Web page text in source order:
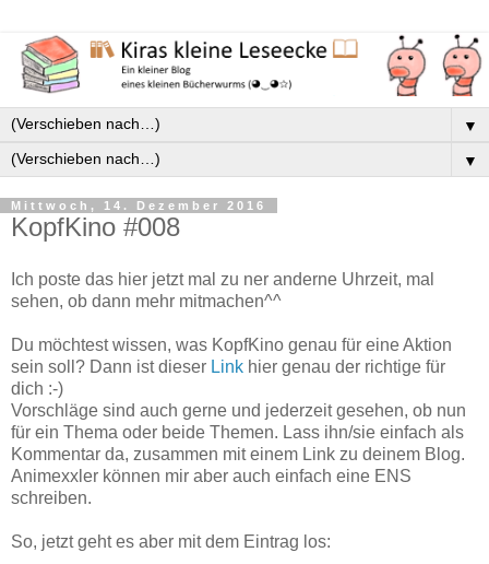
▼
▼
Mittwoch, 14. Dezember 2016
KopfKino #008
Ich poste das hier jetzt mal zu ner anderne Uhrzeit, mal
sehen, ob dann mehr mitmachen^^
Du möchtest wissen, was KopfKino genau für eine Aktion
sein soll? Dann ist dieser Link hier genau der richtige für
dich :-)
Vorschläge sind auch gerne und jederzeit gesehen, ob nun
für ein Thema oder beide Themen. Lass ihn/sie einfach als
Kommentar da, zusammen mit einem Link zu deinem Blog.
Animexxler können mir aber auch einfach eine ENS
schreiben.
So, jetzt geht es aber mit dem Eintrag los: